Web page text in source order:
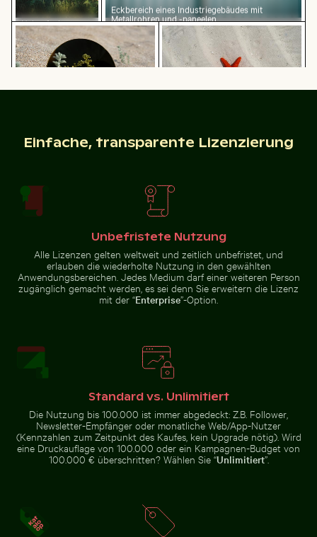
Nahaufnahme
eines lebhaften
Kaktus in
natürlicher
Umgebung
Eckbereich eines Industriegebäudes mit
Metallrohren und -paneelen
Runder Spiegel reflektiert Pflanzen in sandiger
Pflanzen in sandiger Landschaft
Helle orangefarbene
Sandstrand
Felsformationen des
Ferdinandsteins im Nationalpark
Sächsische Schweiz
Schneebedecktes
Verkehrsschild in
städtischer
Umgebung
Baumsilhouette vor
Sonnenuntergangshimmel
in Los Angeles
Neugierige rote
Katze blickt hinter
blauer Tür hervor
Mann auf Motorrad an belebter Kreuzung in Hanoi
Einfache, transparente Lizenzierung
Unbefristete Nutzung
Alle Lizenzen gelten weltweit und zeitlich unbefristet, und
erlauben die wiederholte Nutzung in den gewählten
Anwendungsbereichen. Jedes Medium darf einer weiteren Person
zugänglich gemacht werden, es sei denn Sie erweitern die Lizenz
mit der “Enterprise”-Option.
Standard vs. Unlimitiert
Die Nutzung bis 100.000 ist immer abgedeckt: Z.B. Follower,
Newsletter-Empfänger oder monatliche Web/App-Nutzer
(Kennzahlen zum Zeitpunkt des Kaufes, kein Upgrade nötig). Wird
eine Druckauflage von 100.000 oder ein Kampagnen-Budget von
100.000 € überschritten? Wählen Sie “Unlimitiert”.